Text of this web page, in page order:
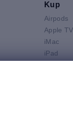
Kup
Airpods
Apple TV
iMac
iPad